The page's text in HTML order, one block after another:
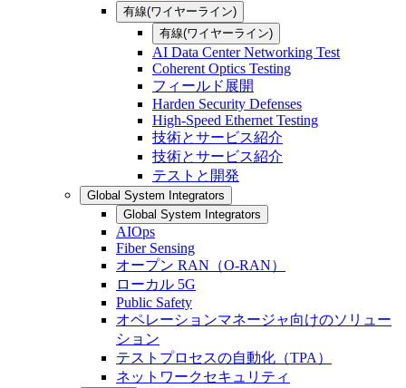
有線(ワイヤーライン)
有線(ワイヤーライン)
AI Data Center Networking Test
Coherent Optics Testing
フィールド展開
Harden Security Defenses
High-Speed Ethernet Testing
技術とサービス紹介
技術とサービス紹介
テストと開発
Global System Integrators
Global System Integrators
AIOps
Fiber Sensing
オープン RAN（O-RAN）
ローカル 5G
Public Safety
オペレーションマネージャ向けのソリュー
ション
テストプロセスの自動化（TPA）
ネットワークセキュリティ